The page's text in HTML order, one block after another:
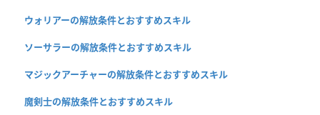
ウォリアーの解放条件とおすすめスキル
ソーサラーの解放条件とおすすめスキル
マジックアーチャーの解放条件とおすすめスキル
魔剣士の解放条件とおすすめスキル